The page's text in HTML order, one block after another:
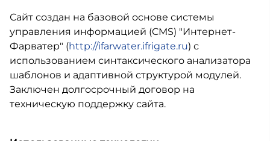
Сайт создан на базовой основе системы
управления информацией (CMS) "Интернет-
Фарватер" (http://ifarwater.ifrigate.ru) с
использованием синтаксического анализатора
шаблонов и адаптивной структурой модулей.
Заключен долгосрочный договор на
техническую поддержку сайта.